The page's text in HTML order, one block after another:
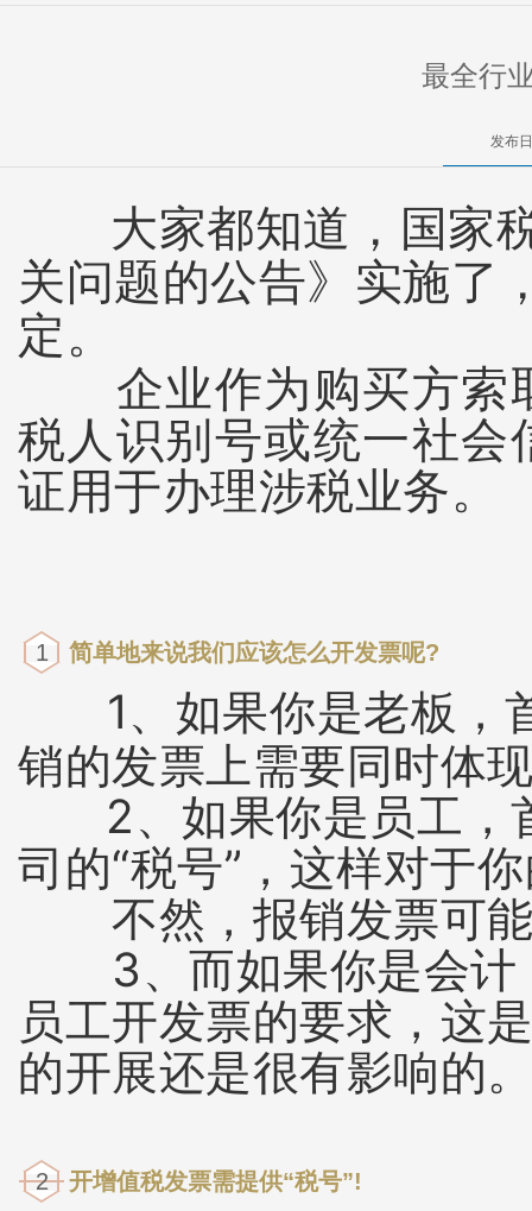
最全行
发布
大家都知道，国家
关问题的公告》实施了
定。
企业作为购买方索
税人识别号或统一社
证用于办理涉税业务。
1 简单地来说我们应该怎么开发票呢?
1、如果你是老板，
销的发票上需要同时体
2、如果你是员工，
司的“税号”，这样对于
不然，报销发票可能
3、而如果你是会计
员工开发票的要求，这
的开展还是很有影响的
2 开增值税发票需提供“税号”!